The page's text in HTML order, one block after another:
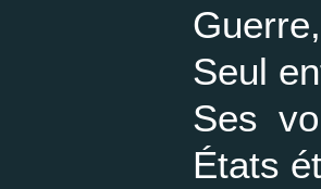
Guerre,
Seul
Ses
États